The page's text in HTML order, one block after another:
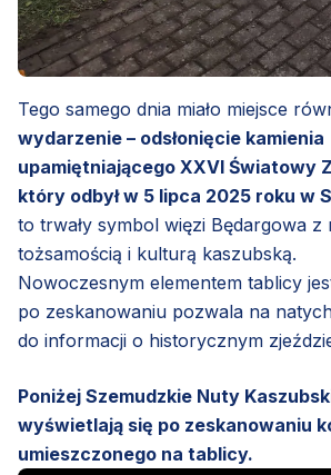
Tego samego dnia miało miejsce
wydarzenie – odsłonięcie kamienia
upamiętniającego XXVI Światowy
który odbył w 5 lipca 2025 roku w
to trwały symbol więzi Będargowa z
tożsamością i kulturą kaszubską.
Nowoczesnym elementem tablicy
po zeskanowaniu pozwala na
do informacji o historycznym
Poniżej Szemudzkie Nuty
wyświetlają się po zeskanowaniu
umieszczonego na tablicy.